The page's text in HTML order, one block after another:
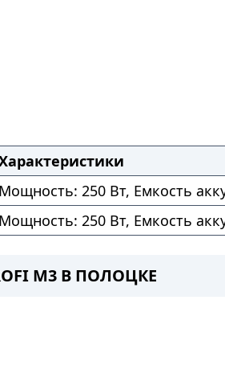
Мощность: 250 Вт, Емкость
Мощность: 250 Вт, Емкость
M3 В ПОЛОЦКЕ